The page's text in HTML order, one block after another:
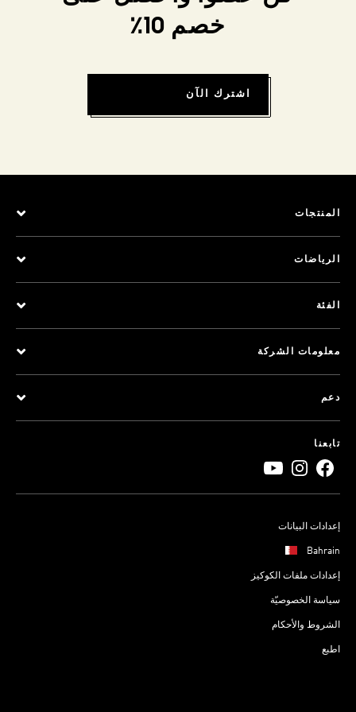
خصم 10٪
اشترك الآن
المنتجات
الرياضات
الفئة
معلومات الشركة
دعم
تابعنا
إعدادات البيانات
Bahrain
إعدادات ملفات الكوكيز
سياسة الخصوصيّة
الشروط والأحكام
اطبع